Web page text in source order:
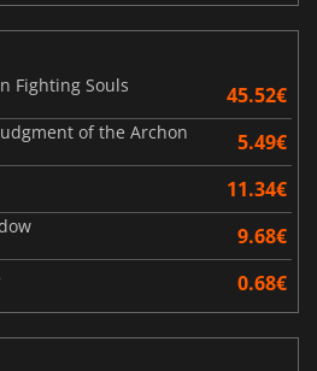
Fighting Souls
45.52€
of the Archon 5.49€
11.34€
9.68€
0.68€